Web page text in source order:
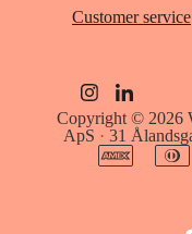
Customer service
Copyright © 2026
ApS · 31